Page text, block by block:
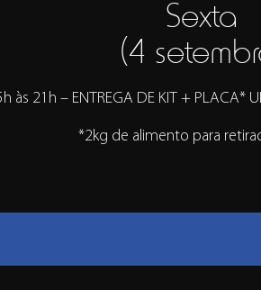
Sexta
(4
às 21h – ENTREGA DE KIT + PLACA*
*2kg de alimento para